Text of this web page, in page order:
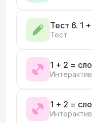
Тест 6. 1
Тест
1 + 2 =
Интерактив
1 + 2 =
Интерактив